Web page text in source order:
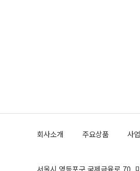
회사소개 주요상품 사
서울시 영등포구 국제금융로 70,